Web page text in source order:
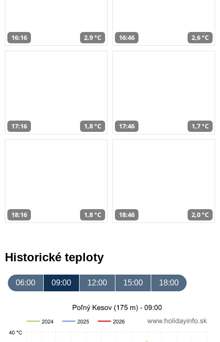
16:16 2,9 °C 16:46 2,6 °C
17:16 1,8 °C 17:46 1,7 °C
18:16 1,8 °C 18:46 2,0 °C
Historické teploty
06:00 09:00 12:00 15:00 18:00